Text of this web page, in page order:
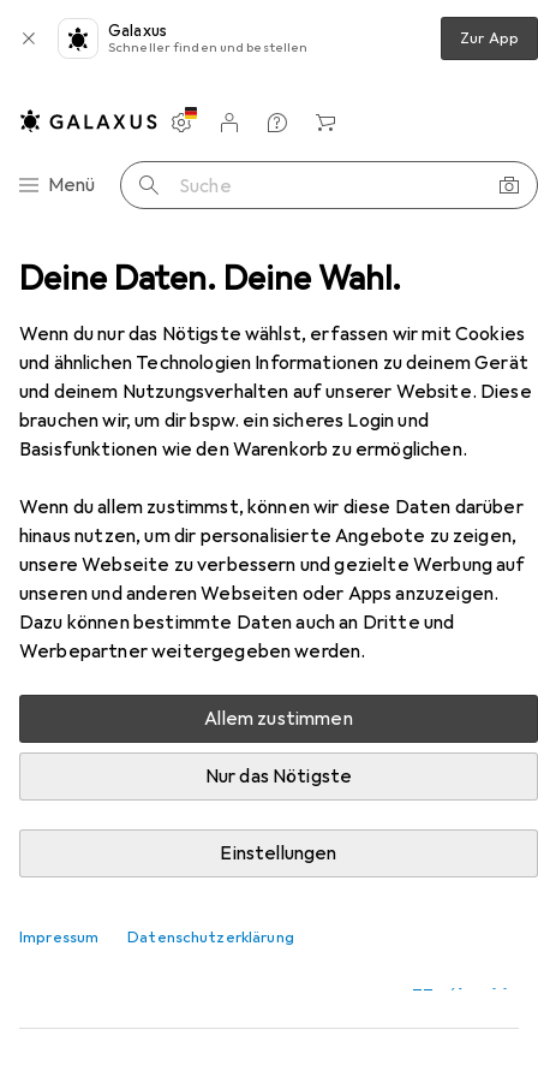
Deine Daten. Deine Wahl.
Wenn du nur das Nötigste wählst, erfassen wir mit Cookies
und ähnlichen Technologien Informationen zu deinem Gerät
und deinem Nutzungsverhalten auf unserer Website. Diese
brauchen wir, um dir bspw. ein sicheres Login und
Basisfunktionen wie den Warenkorb zu ermöglichen.
Wenn du allem zustimmst, können wir diese Daten darüber
hinaus nutzen, um dir personalisierte Angebote zu zeigen,
unsere Webseite zu verbessern und gezielte Werbung auf
unseren und anderen Webseiten oder Apps anzuzeigen.
Dazu können bestimmte Daten auch an Dritte und
Werbepartner weitergegeben werden.
Allem zustimmen
Nur das Nötigste
Einstellungen
Impressum Datenschutzerklärung
Galaxus
Schneller finden und bestellen Zur App
Navigation nach Kategorien
Menü Suche
Einstellungen
Kundenkonto
Vergleichslisten
Merklisten
Warenkorb
Gedore 3KSchraubendreher Kugelkopf Innen6kant
Gedore3KSchraubendreher
Kugelkopf Innen6kant
3-Kant
Zubehör für Gedore
3KSchraubendreher Kugelkopf
Innen6kant
Hier findest du passendes Zubehör zum Produkt Gedore
3KSchraubendreher Kugelkopf Innen6kant aus der
Kategorie Schraubenzieher.
Relevanz
Gedore149 Magnetisier-/Entmagnetisiergerät